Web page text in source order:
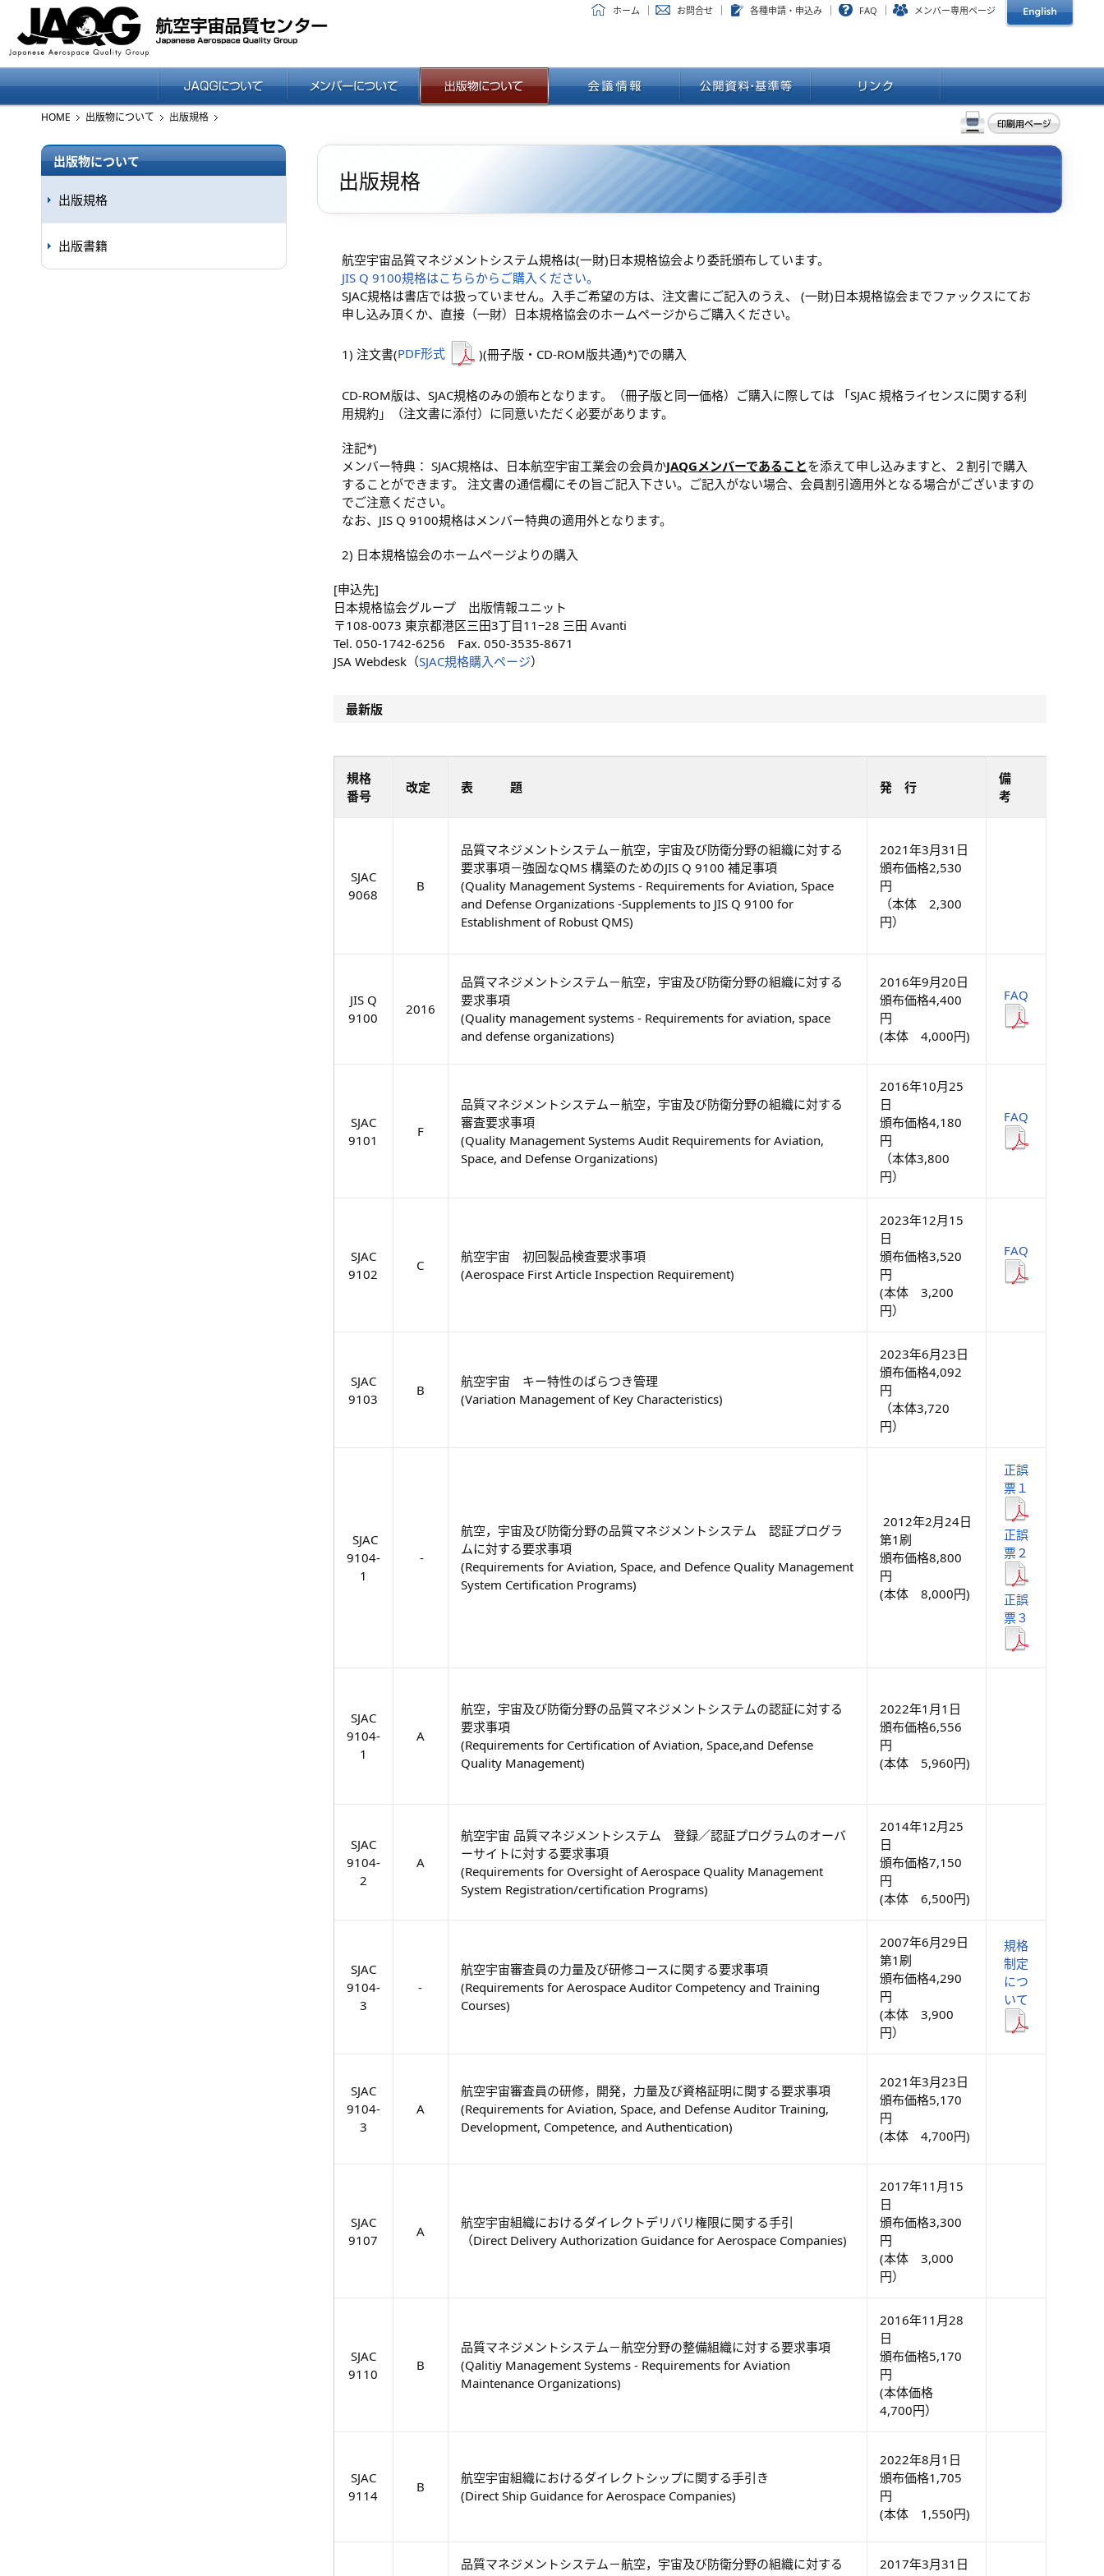
ホーム お問合せ 各種申請・申込み FAQ メンバー専用ページ
HOME 出版物について 出版規格
出版規格
航空宇宙品質マネジメントシステム規格は(一財)日本規格協会より委託頒布しています。
JIS Q 9100規格はこちらからご購入ください。
SJAC規格は書店では扱っていません。入手ご希望の方は、注文書にご記入のうえ、 (一財)日本規格協会までファックスにてお
申し込み頂くか、直接（一財）日本規格協会のホームページからご購入ください。
1) 注文書(PDF形式 )(冊子版・CD-ROM版共通)*)での購入
CD-ROM版は、SJAC規格のみの頒布となります。（冊子版と同一価格）ご購入に際しては 「SJAC 規格ライセンスに関する利
用規約」（注文書に添付）に同意いただく必要があります。
注記*)
メンバー特典： SJAC規格は、日本航空宇宙工業会の会員かJAQGメンバーであることを添えて申し込みますと、２割引で購入
することができます。 注文書の通信欄にその旨ご記入下さい。ご記入がない場合、会員割引適用外となる場合がございますの
でご注意ください。
なお、JIS Q 9100規格はメンバー特典の適用外となります。
2) 日本規格協会のホームページよりの購入
[申込先]
日本規格協会グループ 出版情報ユニット
〒108-0073 東京都港区三田3丁目11−28 三田 Avanti
Tel. 050-1742-6256 Fax. 050-3535-8671
JSA Webdesk（SJAC規格購入ページ）
最新版
規格
番号
改定 表 題 発 行
備
考
SJAC
9068
B
品質マネジメントシステム－航空，宇宙及び防衛分野の組織に対する
要求事項－強固なQMS 構築のためのJIS Q 9100 補足事項
(Quality Management Systems - Requirements for Aviation, Space
and Defense Organizations -Supplements to JIS Q 9100 for
Establishment of Robust QMS)
2021年3月31日
頒布価格2,530
円
（本体 2,300
円）
JIS Q
9100
2016
品質マネジメントシステム－航空，宇宙及び防衛分野の組織に対する
要求事項
(Quality management systems - Requirements for aviation, space
and defense organizations)
2016年9月20日
頒布価格4,400
円
(本体 4,000円)
FAQ
SJAC
9101
F
品質マネジメントシステム－航空，宇宙及び防衛分野の組織に対する
審査要求事項
(Quality Management Systems Audit Requirements for Aviation,
Space, and Defense Organizations)
2016年10月25
日
頒布価格4,180
円
（本体3,800
円）
FAQ
SJAC
9102
C
航空宇宙 初回製品検査要求事項
(Aerospace First Article Inspection Requirement)
2023年12月15
日
頒布価格3,520
円
(本体 3,200
円）
FAQ
SJAC
9103
B
航空宇宙 キー特性のばらつき管理
(Variation Management of Key Characteristics)
2023年6月23日
頒布価格4,092
円
（本体3,720
円）
SJAC
9104-
1
-
航空，宇宙及び防衛分野の品質マネジメントシステム 認証プログラ
ムに対する要求事項
(Requirements for Aviation, Space, and Defence Quality Management
System Certification Programs)
2012年2月24日
第1刷
頒布価格8,800
円
(本体 8,000円)
正誤
票１
正誤
票２
正誤
票３
SJAC
9104-
1
A
航空，宇宙及び防衛分野の品質マネジメントシステムの認証に対する
要求事項
(Requirements for Certification of Aviation, Space,and Defense
Quality Management)
2022年1月1日
頒布価格6,556
円
(本体 5,960円)
SJAC
9104-
2
A
航空宇宙 品質マネジメントシステム 登録／認証プログラムのオーバ
ーサイトに対する要求事項
(Requirements for Oversight of Aerospace Quality Management
System Registration/certification Programs)
2014年12月25
日
頒布価格7,150
円
(本体 6,500円)
SJAC
9104-
3
-
航空宇宙審査員の力量及び研修コースに関する要求事項
(Requirements for Aerospace Auditor Competency and Training
Courses)
2007年6月29日
第1刷
頒布価格4,290
円
(本体 3,900
円）
規格
制定
につ
いて
SJAC
9104-
3
A
航空宇宙審査員の研修，開発，力量及び資格証明に関する要求事項
(Requirements for Aviation, Space, and Defense Auditor Training,
Development, Competence, and Authentication)
2021年3月23日
頒布価格5,170
円
(本体 4,700円)
SJAC
9107
A
航空宇宙組織におけるダイレクトデリバリ権限に関する手引
（Direct Delivery Authorization Guidance for Aerospace Companies)
2017年11月15
日
頒布価格3,300
円
(本体 3,000
円）
SJAC
9110
B
品質マネジメントシステム－航空分野の整備組織に対する要求事項
(Qalitiy Management Systems - Requirements for Aviation
Maintenance Organizations)
2016年11月28
日
頒布価格5,170
円
(本体価格
4,700円）
SJAC
9114
B
航空宇宙組織におけるダイレクトシップに関する手引き
(Direct Ship Guidance for Aerospace Companies)
2022年8月1日
頒布価格1,705
円
(本体 1,550円)
品質マネジメントシステム－航空，宇宙及び防衛分野の組織に対する
2017年3月31日
出版物について
出版規格
出版書籍